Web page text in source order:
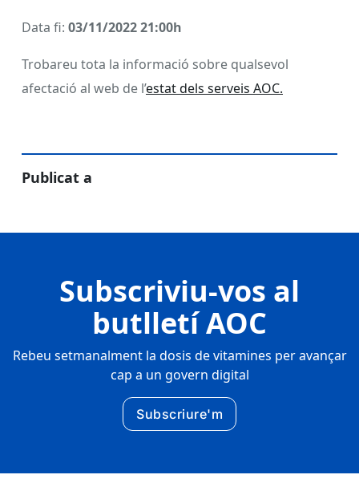
Data fi: 03/11/2022 21:00h
Trobareu tota la informació sobre qualsevol
afectació al web de l’estat dels serveis AOC.
Publicat a
Subscriviu-vos al
butlletí AOC
Rebeu setmanalment la dosis de vitamines per avançar
cap a un govern digital
Subscriure'm